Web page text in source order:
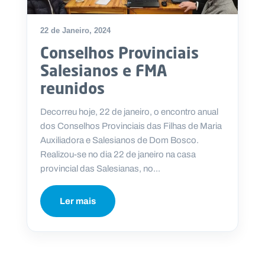
22 de Janeiro, 2024
Conselhos Provinciais
Salesianos e FMA
reunidos
Decorreu hoje, 22 de janeiro, o encontro anual
dos Conselhos Provinciais das Filhas de Maria
Auxiliadora e Salesianos de Dom Bosco.
Realizou-se no dia 22 de janeiro na casa
provincial das Salesianas, no...
Ler mais
P
O
R
T
A
A
I
N
L
S
a
l
e
s
i
a